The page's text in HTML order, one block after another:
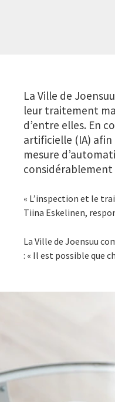
La Ville de
leur traitement
d’entre elles. En
artificielle (IA) afin
mesure
« L’inspection et le
Tiina Eskelinen,
La Ville de Joensuu
: « Il est possible que